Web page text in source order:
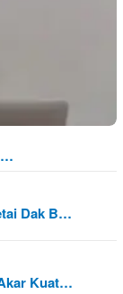
…
Dak B…
Kuat…